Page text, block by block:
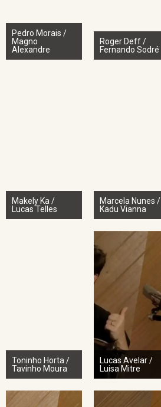
Pedro Morais /
Magno
Alexandre
Roger Deff /
Fernando Sodré
Makely Ka /
Lucas Telles
Marcela Nunes /
Kadu Vianna
Toninho Horta /
Tavinho Moura
Lucas Avelar /
Luisa Mitre